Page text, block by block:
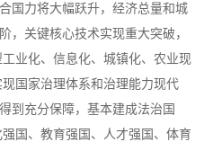
国力将大幅跃升，经济总量和城
，关键核心技术实现重大突破，
业化、信息化、城镇化、农业现
国家治理体系和治理能力现代
到充分保障，基本建成法治国
国、教育强国、人才强国、体育